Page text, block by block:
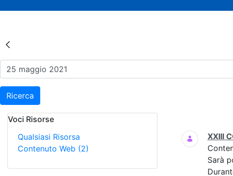
Risultati della Ricerca - Eventi
Ricerca
Voci Risorse
Qualsiasi Risorsa
Contenuto Web (2)
Ricerca
XXIII
Sarà